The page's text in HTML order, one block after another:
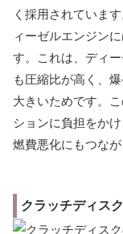
く採用されていま
ィーゼルエンジン
す。これは、ディ
も圧縮比が高く、
大きいためです。
ションに負担をか
燃費悪化にもつなが
クラッチディス